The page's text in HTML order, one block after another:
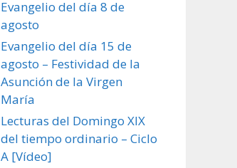
Evangelio del día 8 de
agosto
Evangelio del día 15 de
agosto – Festividad de la
Asunción de la Virgen
María
Lecturas del Domingo XIX
del tiempo ordinario – Ciclo
A [Vídeo]